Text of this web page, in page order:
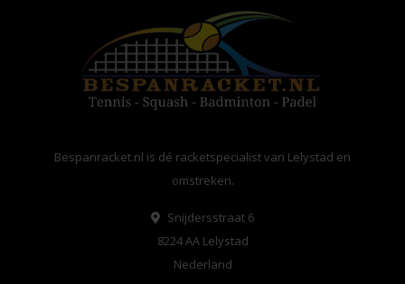
Bespanracket.nl is dé racketspecialist van Lelystad en
omstreken.
Snijdersstraat 6
8224 AA Lelystad
Nederland